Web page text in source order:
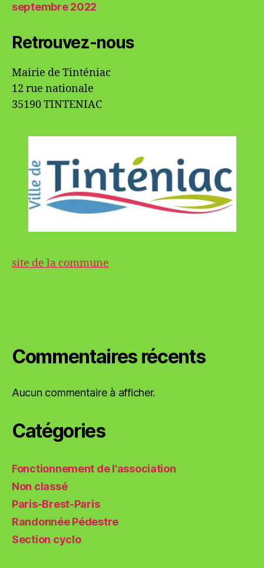
septembre 2022
Retrouvez-nous
Mairie de Tinténiac
12 rue nationale
35190 TINTENIAC
site de la commune
Commentaires récents
Aucun commentaire à afficher.
Catégories
Fonctionnement de l'association
Non classé
Paris-Brest-Paris
Randonnée Pédestre
Section cyclo